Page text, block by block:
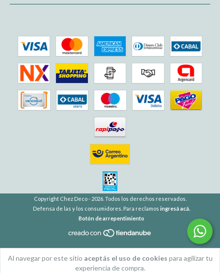
Al navegar por este sitio aceptás el uso de cookies para agilizar tu
experiencia de compra.
Copyright Chez Deco - 2026. Todos los derechos reservados.
Defensa de las y los consumidores. Para reclamos ingresá acá.
Botón de arrepentimiento